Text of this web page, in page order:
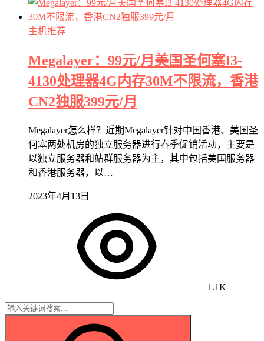
主机推荐
Megalayer：99元/月美国圣何塞I3-
4130处理器4G内存30M不限流，香港
CN2独服399元/月
Megalayer怎么样？近期Megalayer针对中国香港、美国圣
何塞两处机房的独立服务器进行春季促销活动，主要是
以独立服务器和站群服务器为主，其中包括美国服务器
和香港服务器，以…
2023年4月13日
1.1K